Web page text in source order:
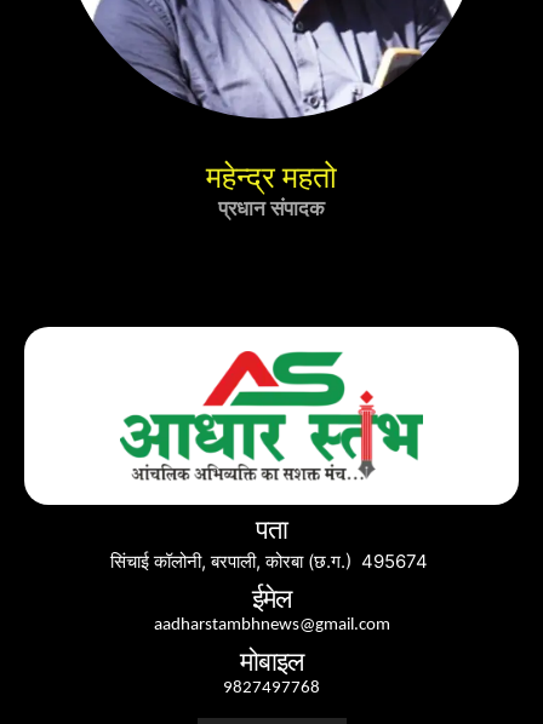
महेन्द्र महतो
प्रधान संपादक
पता
सिंचाई कॉलोनी, बरपाली, कोरबा (छ.ग.) 495674
ईमेल
aadharstambhnews@gmail.com
मोबाइल
9827497768